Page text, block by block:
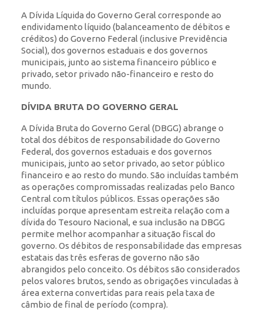
A Dívida Líquida do Governo Geral corresponde ao
endividamento líquido (balanceamento de débitos e
créditos) do Governo Federal (inclusive Previdência
Social), dos governos estaduais e dos governos
municipais, junto ao sistema financeiro público e
privado, setor privado não-financeiro e resto do
mundo.
DÍVIDA BRUTA DO GOVERNO GERAL
A Dívida Bruta do Governo Geral (DBGG) abrange o
total dos débitos de responsabilidade do Governo
Federal, dos governos estaduais e dos governos
municipais, junto ao setor privado, ao setor público
financeiro e ao resto do mundo. São incluídas também
as operações compromissadas realizadas pelo Banco
Central com títulos públicos. Essas operações são
incluídas porque apresentam estreita relação com a
dívida do Tesouro Nacional, e sua inclusão na DBGG
permite melhor acompanhar a situação fiscal do
governo. Os débitos de responsabilidade das empresas
estatais das três esferas de governo não são
abrangidos pelo conceito. Os débitos são considerados
pelos valores brutos, sendo as obrigações vinculadas à
área externa convertidas para reais pela taxa de
câmbio de final de período (compra).